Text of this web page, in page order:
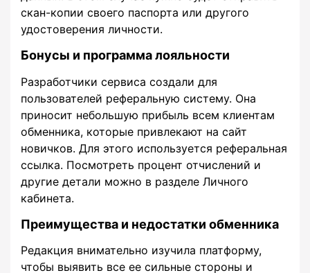
скан-копии своего паспорта или другого
удостоверения личности.
Бонусы и программа лояльности
Разработчики сервиса создали для
пользователей реферальную систему. Она
приносит небольшую прибыль всем клиентам
обменника, которые привлекают на сайт
новичков. Для этого используется реферальная
ссылка. Посмотреть процент отчислений и
другие детали можно в разделе Личного
кабинета.
Преимущества и недостатки обменника
Редакция внимательно изучила платформу,
чтобы выявить все ее сильные стороны и